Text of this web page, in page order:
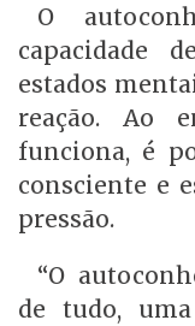
O
capacidade
estados
reação. Ao
funciona, é
consciente e
pressão.
“O
de tudo,